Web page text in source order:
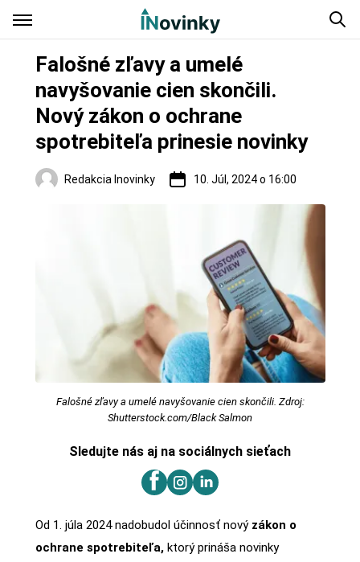
Falošné zľavy a umelé
navyšovanie cien skončili.
Nový zákon o ochrane
spotrebiteľa prinesie novinky
Redakcia Inovinky 10. Júl, 2024 o 16:00
Falošné zľavy a umelé navyšovanie cien skončili. Zdroj:
Shutterstock.com/Black Salmon
Sledujte nás aj na sociálnych sieťach
Od 1. júla 2024 nadobudol účinnosť nový zákon o
ochrane spotrebiteľa,ktorý prináša novinky